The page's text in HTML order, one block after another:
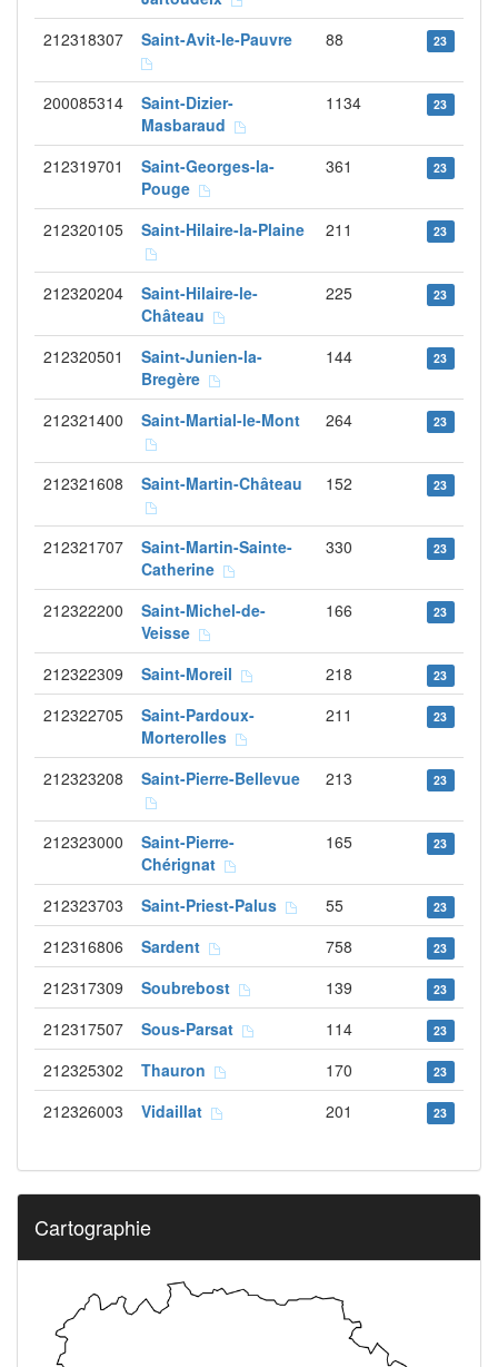
212318307
Saint-Avit-le-Pauvre 88 23
200085314
Saint-Dizier-
Masbaraud
1134 23
212319701
Saint-Georges-la-
Pouge
361 23
212320105 Saint-Hilaire-la-Plaine 211 23
212320204
Saint-Hilaire-le-
Château
225 23
212320501
Saint-Junien-la-
Bregère
144 23
212321400 Saint-Martial-le-Mont 264 23
212321608 Saint-Martin-Château 152 23
212321707
Saint-Martin-Sainte-
Catherine
330 23
212322200
Saint-Michel-de-
Veisse
166 23
212322309 Saint-Moreil 218 23
212322705
Saint-Pardoux-
Morterolles
211 23
212323208 Saint-Pierre-Bellevue 213 23
212323000
Saint-Pierre-
Chérignat
165 23
212323703 Saint-Priest-Palus 55 23
212316806 Sardent 758 23
212317309 Soubrebost 139 23
212317507 Sous-Parsat 114 23
212325302 Thauron 170 23
212326003 Vidaillat 201 23
Cartographie